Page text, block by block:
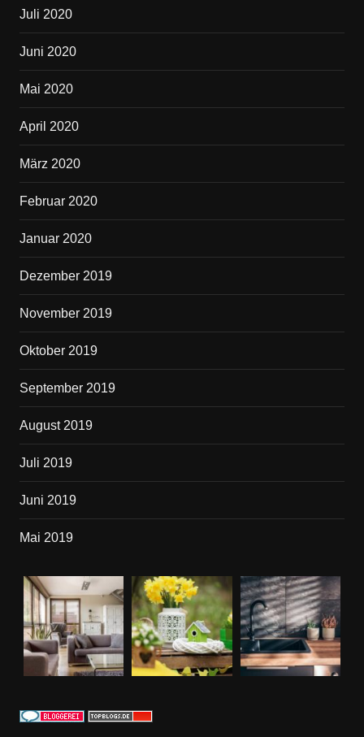
Juli 2020
Juni 2020
Mai 2020
April 2020
März 2020
Februar 2020
Januar 2020
Dezember 2019
November 2019
Oktober 2019
September 2019
August 2019
Juli 2019
Juni 2019
Mai 2019